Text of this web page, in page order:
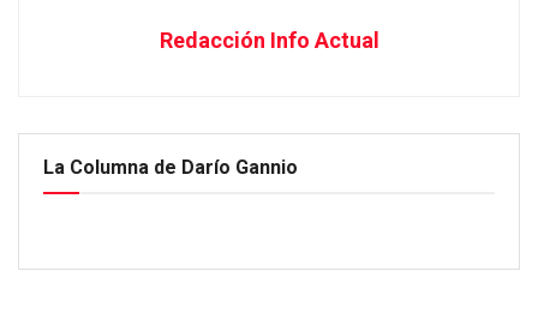
Redacción Info Actual
La Columna de Darío Gannio